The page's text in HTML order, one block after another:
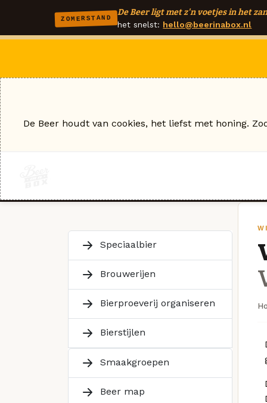
ZOMERSTAND
De Beer ligt met z'n voetjes in het
het snelst: hello@beerinabox.nl
Speciaalbier
Brouwerijen
Bierproeverij organiseren
Bierstijlen
Smaakgroepen
Beer map
De Beer houdt van cookies, het liefst met honing.